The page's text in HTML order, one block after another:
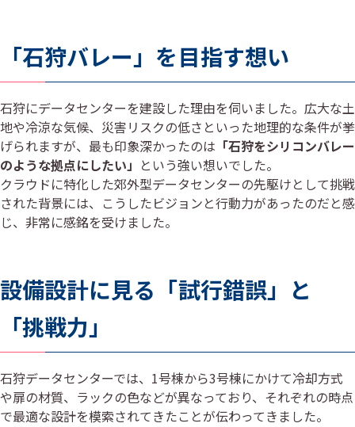
「石狩バレー」を目指す想い
石狩にデータセンターを建設した理由を伺いました。広大な土
地や冷涼な気候、災害リスクの低さといった地理的な条件が挙
げられますが、最も印象深かったのは 「石狩をシリコンバレー
のような拠点にしたい」 という強い想いでした。
クラウドに特化した郊外型データセンターの先駆けとして挑戦
された背景には、こうしたビジョンと行動力があったのだと感
じ、非常に感銘を受けました。
設備設計に見る「試行錯誤」と
「挑戦力」
石狩データセンターでは、1号棟から3号棟にかけて冷却方式
や扉の材質、ラックの色などが異なっており、それぞれの時点
で最適な設計を模索されてきたことが伝わってきました。